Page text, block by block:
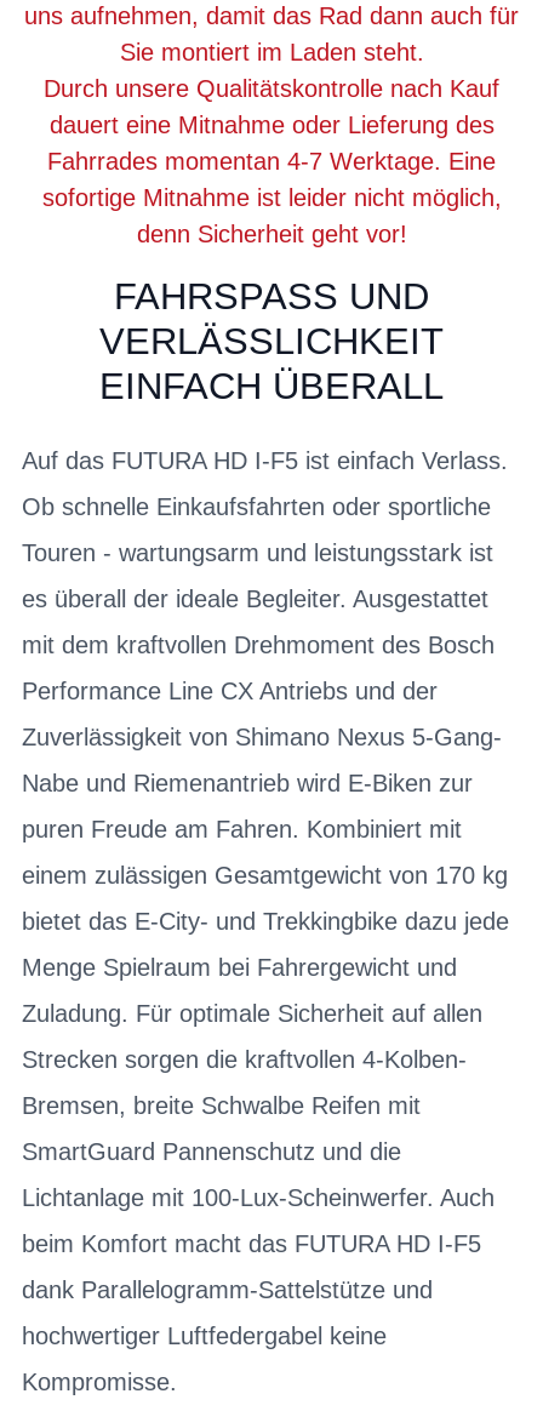
uns aufnehmen, damit das Rad dann auch für
Sie montiert im Laden steht.
Durch unsere Qualitätskontrolle nach Kauf
dauert eine Mitnahme oder Lieferung des
Fahrrades momentan 4-7 Werktage. Eine
sofortige Mitnahme ist leider nicht möglich,
denn Sicherheit geht vor!
FAHRSPASS UND V
ERLÄSSLICHKEIT E
INFACH ÜBERALL
Auf das FUTURA HD I-F5 ist einfach Verlass.
Ob schnelle Einkaufsfahrten oder sportliche
Touren - wartungsarm und leistungsstark ist
es überall der ideale Begleiter. Ausgestattet
mit dem kraftvollen Drehmoment des Bosch
Performance Line CX Antriebs und der
Zuverlässigkeit von Shimano Nexus 5-Gang-
Nabe und Riemenantrieb wird E-Biken zur
puren Freude am Fahren. Kombiniert mit
einem zulässigen Gesamtgewicht von 170 kg
bietet das E-City- und Trekkingbike dazu jede
Menge Spielraum bei Fahrergewicht und
Zuladung. Für optimale Sicherheit auf allen
Strecken sorgen die kraftvollen 4-Kolben-
Bremsen, breite Schwalbe Reifen mit
SmartGuard Pannenschutz und die
Lichtanlage mit 100-Lux-Scheinwerfer. Auch
beim Komfort macht das FUTURA HD I-F5
dank Parallelogramm-Sattelstütze und
hochwertiger Luftfedergabel keine
Kompromisse.